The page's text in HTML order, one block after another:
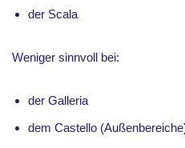
der Scala
Weniger sinnvoll bei:
der Galleria
dem Castello